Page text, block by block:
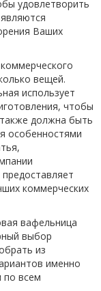
удовлетворить
Ваших
вещей.
использует
чтобы
должна быть
особенностями
предоставляет
коммерческих
вафельница
выбор
из
именно
по всем